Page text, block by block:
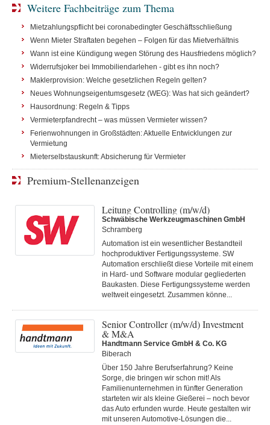
Weitere Fachbeiträge zum Thema
Mietzahlungspflicht bei coronabedingter Geschäftsschließung
Wenn Mieter Straftaten begehen – Folgen für das Mietverhältnis
Wann ist eine Kündigung wegen Störung des Hausfriedens möglich?
Widerrufsjoker bei Immobiliendarlehen - gibt es ihn noch?
Maklerprovision: Welche gesetzlichen Regeln gelten?
Neues Wohnungseigentumsgesetz (WEG): Was hat sich geändert?
Hausordnung: Regeln & Tipps
Vermieterpfandrecht – was müssen Vermieter wissen?
Ferienwohnungen in Großstädten: Aktuelle Entwicklungen zur
Vermietung
Mieterselbstauskunft: Absicherung für Vermieter
Premium-Stellenanzeigen
Leitung Controlling (m/w/d)
Schwäbische Werkzeugmaschinen GmbH
Schramberg
Automation ist ein wesentlicher Bestandteil
hochproduktiver Fertigungssysteme. SW
Automation erschließt diese Vorteile mit einem
in Hard- und Software modular gegliederten
Baukasten. Diese Fertigungs­systeme werden
weltweit eingesetzt. Zusammen könne...
Senior Controller (m/w/d) Investment
& M&A
Handtmann Service GmbH & Co. KG
Biberach
Über 150 Jahre Berufserfahrung? Keine
Sorge, die bringen wir schon mit! Als
Familienunternehmen in fünfter Generation
starteten wir als kleine Gießerei – noch bevor
das Auto erfunden wurde. Heute gestalten wir
mit unseren Automotive-Lösungen die...